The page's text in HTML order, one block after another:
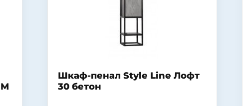
Шкаф-зеркало Francesca
Виктория 70 бежевый